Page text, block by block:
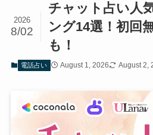
チャット占い人
ング14選！初回
も！
2026
8/02
電話占い August 1, 2026 August 2,